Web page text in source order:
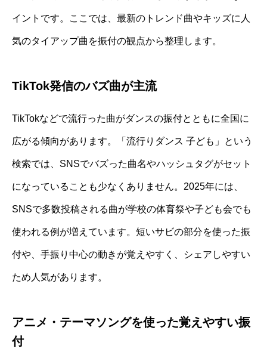
イントです。ここでは、最新のトレンド曲やキッズに人
気のタイアップ曲を振付の観点から整理します。
TikTok発信のバズ曲が主流
TikTokなどで流行った曲がダンスの振付とともに全国に
広がる傾向があります。「流行りダンス 子ども」という
検索では、SNSでバズった曲名やハッシュタグがセット
になっていることも少なくありません。2025年には、
SNSで多数投稿される曲が学校の体育祭や子ども会でも
使われる例が増えています。短いサビの部分を使った振
付や、手振り中心の動きが覚えやすく、シェアしやすい
ため人気があります。
アニメ・テーマソングを使った覚えやすい振
付